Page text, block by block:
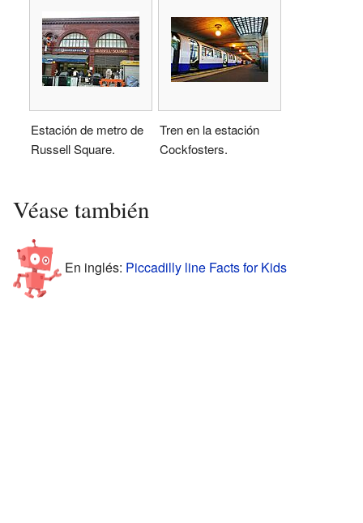
Estación de metro de
Russell Square.
Tren en la estación
Cockfosters.
Véase también
En inglés: Piccadilly line Facts for Kids